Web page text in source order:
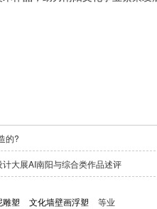
的?
计大展AI南阳与综合类作品述评
雕塑 文化墙壁画浮塑 等业